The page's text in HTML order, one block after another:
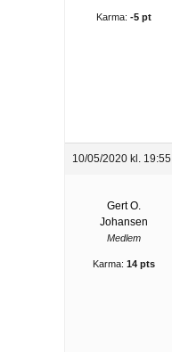
Karma: -5 pt
10/05/2020 kl. 19:55
Gert O.
Johansen
Medlem
Karma: 14 pts